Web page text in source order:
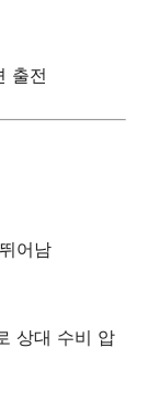
출전
어남
상대 수비 압